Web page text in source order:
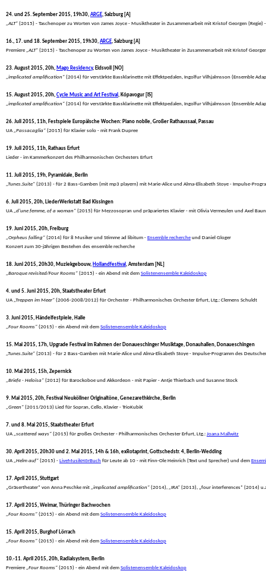
24. und 25. September 2015, 19h30, ARGE , Salzburg [A]
„ALT“ (2015) - Taschenoper zu Worten von James Joyce - Musiktheater in Zusammenarbeit mit Kristof Georgen
16., 17. und 18. September 2015, 19h30, ARGE , Salzburg [A]
Premiere
„ALT“ (2015) - Taschenoper zu Worten von James Joyce - Musiktheater in Zusammenarbeit mit Kristof
23. August 2015, 20h, Mago Residency, Eidsvoll [NO]
„implicated amplification“ (2014) für verstärkte Bassklarinette mit Effektpedalen, Ingolfur Vilhjalmsson (Ensemble
15. August 2015, 20h, Cycle Music and Art Festival
, Kópavogur [IS]
„implicated amplification“ (2014) für verstärkte Bassklarinette mit Effektpedalen, Ingolfur Vilhjalmsson (Ensemble
26. Juli 2015, 11h, Festspiele Europäische Wochen: Piano nobile, Großer Rathaussaal, Passau
UA
„Passacaglia“ (2015) für Klavier solo - mit Frank Dupree
19. Juli 2015, 11h, Rathaus Erfurt
Lieder - im Kammerkonzert des Philharmonischen Orchesters Erfurt
11. Juli 2015, 19h, Pyramidale, Berlin
„Tunes.Suite“ (2013) - für 2 Bass-Gamben (mit mp3 playern) mit Marie-Alice und Alma-Elisabeth Stoye - Impulse-
6. Juli 2015, 20h, LiederWerkstatt Bad Kissingen
UA
„d'une femme, of a woman“ (2015) für Mezzosopran und präpariertes Klavier - mit Olivia Vermeulen und Axel
19. Juni 2015, 20h, Freiburg
„Orpheus falling“ (2014) für 8 Musiker und Stimme ad libitum - Ensemble recherche und Daniel Gloger
Konzert zum 30-jährigen Bestehen des ensemble recherche
18. Juni 2015, 20h30, Muziekgebouw, Hollandfestival
, Amsterdam [NL]
„Baroque revisited/Four Rooms“ (2015) - ein Abend mit dem Solistenensemble Kaleidoskop
4. und 5. Juni 2015, 20h, Staatstheater Erfurt
UA „Treppen im Meer“ (2006-2008/2012) für Orchester - Philharmonisches Orchester Erfurt, Ltg.: Clemens Schuldt
3. Juni 2015, Händelfestpiele, Halle
„Four Rooms“ (2015) - ein Abend mit dem Solistenensemble Kaleidoskop
15. Mai 2015, 17h, Upgrade Festival im Rahmen der Donaueschinger Musiktage, Donauhallen, Donaueschingen
„Tunes.Suite“ (2013) - für 2 Bass-Gamben mit Marie-Alice und Alma-Elisabeth Stoye - Impulse-Programm des
10. Mai 2015, 15h, Zepernick
„Briefe - Heloisa“ (2012) für Barockoboe und Akkordeon - mit Papier - Antje Thierbach und Susanne Stock
9. Mai 2015, 20h, Festival Neuköllner Originaltöne, Genezarethkirche, Berlin
„Green“ (2011/2013) Lied für Sopran, Cello, Klavier - TrioKubiK
7. und 8. Mai 2015, Staatstheater Erfurt
UA
„scattered ways“ (2015) für großes Orchester - Philharmonisches Orchester Erfurt, Ltg.: Joana Mallwitz
30. April 2015, 20h30 und 2. Mai 2015, 14h & 16h, exRotaprint, Gottschedstr. 4, Berlin-Wedding
UA
„Helm auf“ (2015) - LiveMusikHörBuch für Leute ab 10 - mit Finn-Ole Heinrich (Text und Sprecher) und dem
17. April 2015, Stuttgart
„Gräsertheater“ von Anna Peschke mit
„implicated amplification“ (2014), „IRA“ (2013), „four interferences“ (2014)
17. April 2015, Weimar, Thüringer Bachwochen
„Four Rooms“ (2015) - ein Abend mit dem Solistenensemble Kaleidoskop
15. April 2015, Burghof Lörrach
„Four Rooms“ (2015) - ein Abend mit dem Solistenensemble Kaleidoskop
10.-11. April 2015, 20h, Radialsystem, Berlin
Premiere
„Four Rooms“ (2015) - ein Abend mit dem Solistenensemble Kaleidoskop